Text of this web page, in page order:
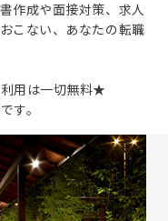
作成や面接対策、求人
こない、あなたの転職
用は一切無料★
す。